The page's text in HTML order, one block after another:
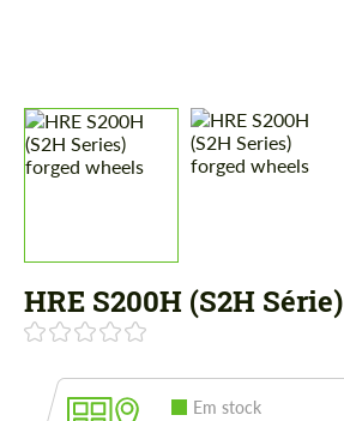
HRE S200H (S2H Série)
Em stock